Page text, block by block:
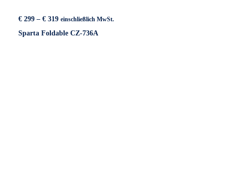
€ 299 – € 319Preisspanne:
bis
einschließlich MwSt.
Sparta Foldable CZ-736A